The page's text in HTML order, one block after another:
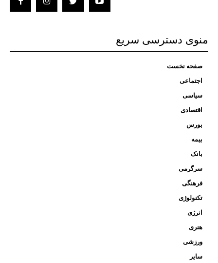
منوی دسترسی سریع
صفحه نخست
اجتماعی
سیاسی
اقتصادی
بورس
بیمه
بانک
سرگرمی
فرهنگی
تکنولوژی
انرژی
هنری
ورزشی
سایر